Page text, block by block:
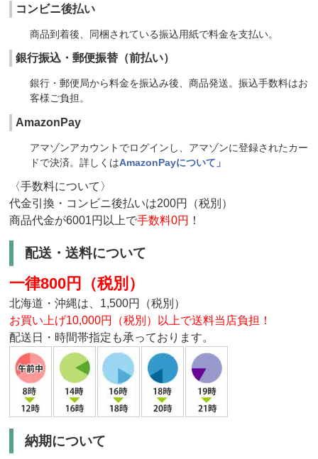
コンビニ後払い
商品到着後、同梱されている振込用紙で料金を支払い。
銀行振込・郵便振替（前払い）
銀行・郵便局から料金を振込み後、商品発送。振込手数料はお
客様ご負担。
AmazonPay
アマゾンアカウントでログインし、アマゾンに登録されたカー
ドで決済。詳しくはAmazonPayについて」
〈手数料について〉
代金引換・コンビニ後払いは200円（税別）
商品代金が6001円以上で手数料0円 ！
配送・送料について
一律800円（税別）
北海道・沖縄は、1,500円（税別）
お買い上げ10,000円（税別）以上で送料当店負担！
配送日・時間帯指定も承っております。
納期について